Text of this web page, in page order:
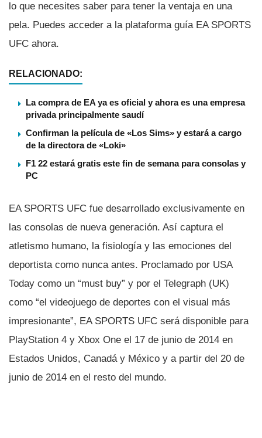
lo que necesites saber para tener la ventaja en una
pela. Puedes acceder a la plataforma guí­a EA SPORTS
UFC ahora.
RELACIONADO:
La compra de EA ya es oficial y ahora es una empresa
privada principalmente saudí
Confirman la película de «Los Sims» y estará a cargo
de la directora de «Loki»
F1 22 estará gratis este fin de semana para consolas y
PC
EA SPORTS UFC fue desarrollado exclusivamente en
las consolas de nueva generación. Así­ captura el
atletismo humano, la fisiologí­a y las emociones del
deportista como nunca antes. Proclamado por USA
Today como un “must buy” y por el Telegraph (UK)
como “el videojuego de deportes con el visual más
impresionante”, EA SPORTS UFC será disponible para
PlayStation 4 y Xbox One el 17 de junio de 2014 en
Estados Unidos, Canadá y México y a partir del 20 de
junio de 2014 en el resto del mundo.